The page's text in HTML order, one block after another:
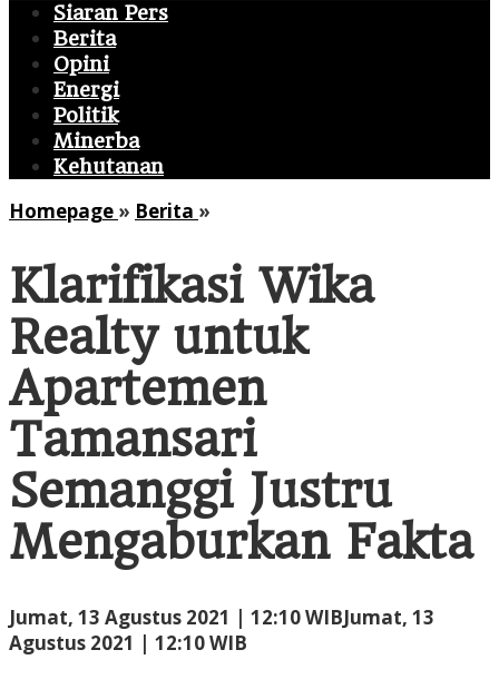
Siaran Pers
Berita
Opini
Energi
Politik
Minerba
Kehutanan
Homepage » Berita »
Realty
untuk
Apartemen
Tamansari
Justru
Mengaburkan
Fakta
Klarifikasi Wika
Realty untuk
Apartemen
Tamansari
Semanggi Justru
Mengaburkan Fakta
Jumat, 13 Agustus 2021 | 12:10 WIBJumat, 13
Agustus 2021 | 12:10 WIB